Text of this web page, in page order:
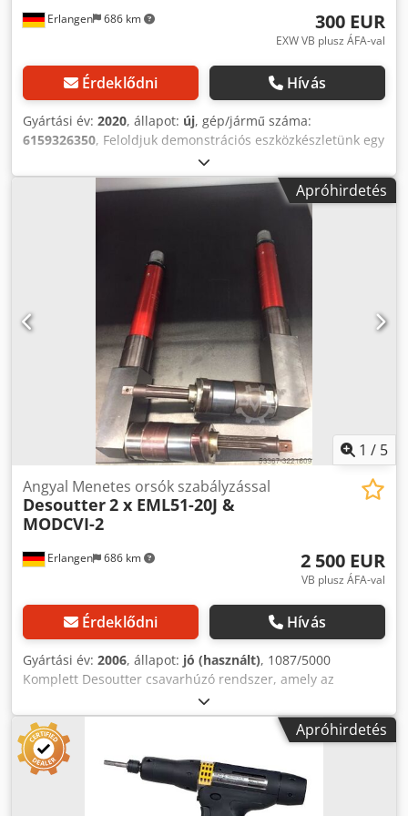
csavarhúzóhoz Cikkszám: 6159170720 1 x érzékelő kábel
hossza 5 m Cikkszám: 6159171220 Tartalmazza a
Erlangen 686 km 300 EUR
EXW VB plusz ÁFA-val
Érdeklődni Hívás
Gyártási év: 2020, állapot: új, gép/jármű száma:
6159326350, Feloldjuk demonstrációs eszközkészletünk egy
részét: Dcedpfx Amev Iqcge Esk Desoutter ESP1 vezérlő
SLBN kisfeszültségű csavarhúzókhoz Gyártási év: 11/2020
Cikkszám: 6159326350 új, teljesen működőképes kiegészítő
tartozékok nélkül Alkalmas a következő Desoutter
csavarhúzókhoz:# -SLBN003 -SLBN010 -SLBN012 -SLBN020
Az ESP1 vezérlőt úgy tervezték, hogy optimalizálja a
Desoutter csavarhúzók teljesítményét, két
sebességtartományt kínálva, miközben csökkenti az
energiafogyasztást. Előnyök: A 2 sebességes opcióval az
ESP1 rugalmasságot kínál a csavarozási folyamat
optimalizálásához és a tartós minőség biztosításához.
Kompatibilis a 100 V-os vagy 240 V-os bemenetekkel a
szabványos platform, a gyorsabb utánállítás és az
alacsonyabb teljes birtoklási költség érdekében. Ipari
gyártáshoz és karbantartáshoz egyéb szerszámok kérésre.
Apróhirdetés
1 / 5
Erlangen 686 km
Angyal Menetes orsók szabályzással
Desoutter2 x EML51-20J &
MODCVI-2
2 500 EUR
VB plusz ÁFA-val
Érdeklődni Hívás
Gyártási év: 2006, állapot: jó (használt), 1087/5000
Komplett Desoutter csavarhúzó rendszer, amely az
alábbiakból áll: 2 x transzduktorral vezérelt szögű
csavarorsók Desoutter EML51-20J Cikkszám: 6151650640
Nyomatéktartomány: 30 - 135 Nm Teljesítmény: 1/2
"Fordulatok száma. 403 min-1 Hossz: 166 mm Átmérő: 51,2
mm 1 x csavaros vezérlésű Desoutter MODCVI-2 (=
TWINCVI-2 rack verzió) transzformátorral Cikkszám:
Apróhirdetés